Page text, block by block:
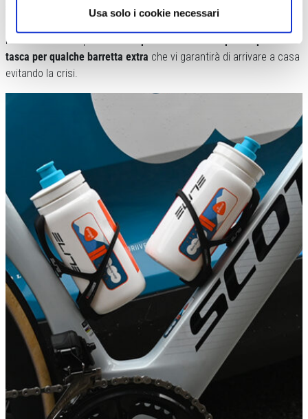
Usa solo i cookie necessari
soluzioni specifiche, per poi magari utilizzare gli elettroliti in busta
l’allenamento. In questo modopotrete salvare un po’ di spazio in
tasca per qualche barretta extra che vi garantirà di arrivare a casa
evitando la crisi.